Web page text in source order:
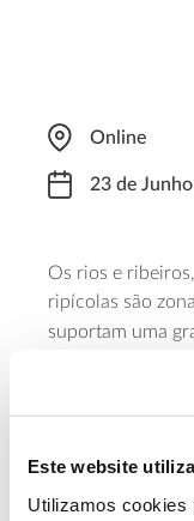
Este website
Utilizamos cookies
Online
23 de
Os rios e
ripícolas são
suportam uma
a abordar este
ecológicos mais
participação é